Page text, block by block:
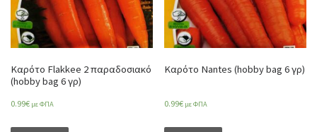
Καρότο Flakkee 2 παραδοσιακό
(hobby bag 6 γρ)
0.99€ με ΦΠΑ
Καρότο Nantes (hobby bag 6 γρ)
0.99€ με ΦΠΑ